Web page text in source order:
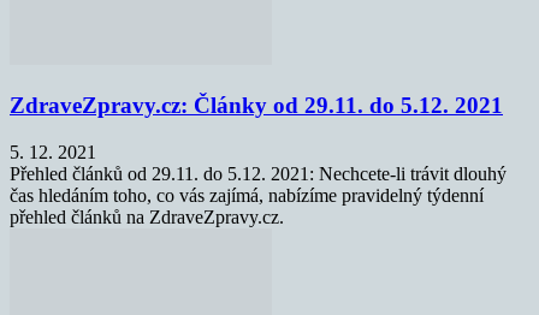
ZdraveZpravy.cz: Články od 29.11. do 5.12. 2021
5. 12. 2021
Přehled článků od 29.11. do 5.12. 2021: Nechcete-li trávit dlouhý
čas hledáním toho, co vás zajímá, nabízíme pravidelný týdenní
přehled článků na ZdraveZpravy.cz.